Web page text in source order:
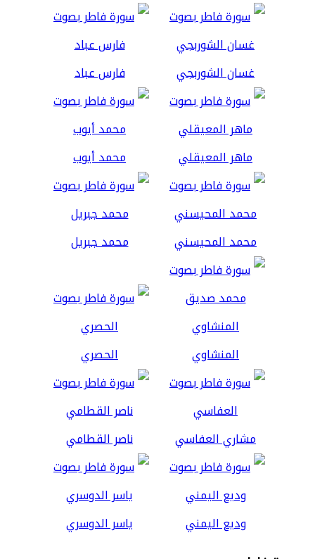
غسان الشوربجي فارس عباد
ماهر المعيقلي محمد أيوب
محمد المحيسني محمد جبريل
المنشاوي الحصري
مشاري العفاسي ناصر القطامي
وديع اليمني ياسر الدوسري